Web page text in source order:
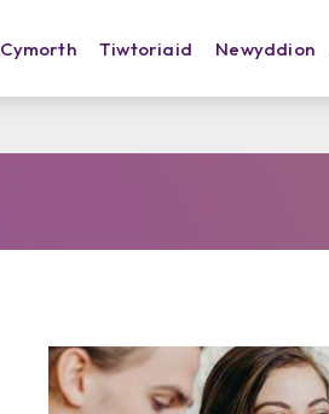
Cymorth Tiwtoriaid Newyddion